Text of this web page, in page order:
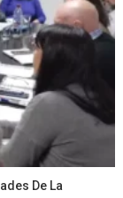
De La